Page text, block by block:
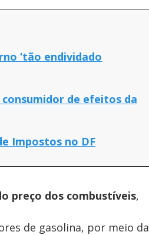
‘tão endividado
de efeitos da
Impostos no DF
preço dos combustíveis,
de gasolina, por meio da